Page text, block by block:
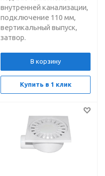
внутренней канализации,
подключение 110 мм,
вертикальный выпуск,
затвор.
В корзину
Купить в 1 клик